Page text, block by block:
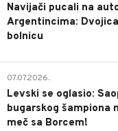
Navijači pucali na
Argentincima:
bolnicu
07.07.2026.
Levski se oglasio:
bugarskog šampiona
meč sa Borcem!